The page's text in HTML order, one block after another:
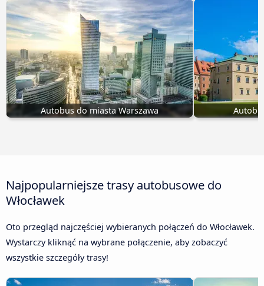
Autobus do miasta Warszawa
Najpopularniejsze trasy autobusowe do
Włocławek
Oto przegląd najczęściej wybieranych połączeń do Włocławek.
Wystarczy kliknąć na wybrane połączenie, aby zobaczyć
wszystkie szczegóły trasy!